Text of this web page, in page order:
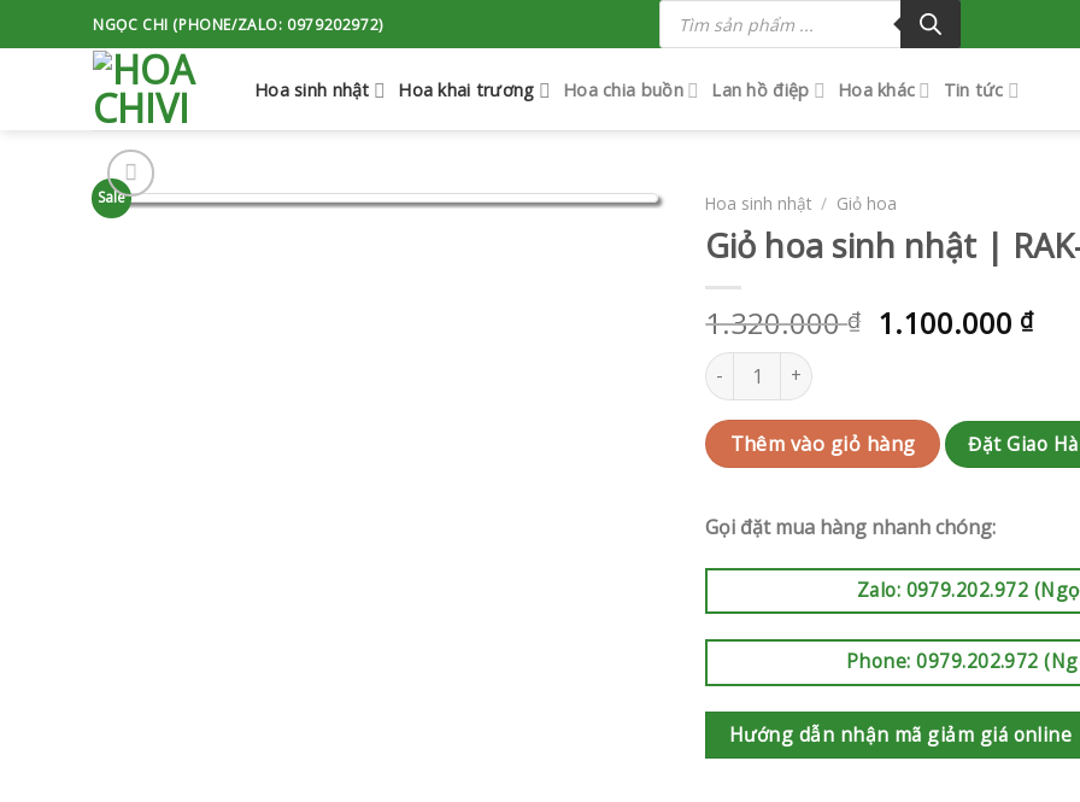
to
NGỌC CHI (PHONE/ZALO: 0979202972)
Tìm
kiếm
phẩm
Hoa sinh nhật Hoa khai trương Hoa chia buồn Lan hồ điệp Hoa khác Tin tức
Sale Hoa sinh nhật / Giỏ hoa
Giỏ hoa sinh nhật |
1.320.000₫ 1.100.000 ₫
Giỏ hoa sinh nhật | RAK-AK659 số lượng
Thêm vào giỏ hàng Đặt Giao
Gọi đặt mua hàng nhanh chóng:
Zalo: 0979.202.972
Phone: 0979.202.972
Hướng dẫn nhận mã giảm giá online